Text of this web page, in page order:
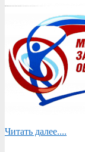
Читать далее....